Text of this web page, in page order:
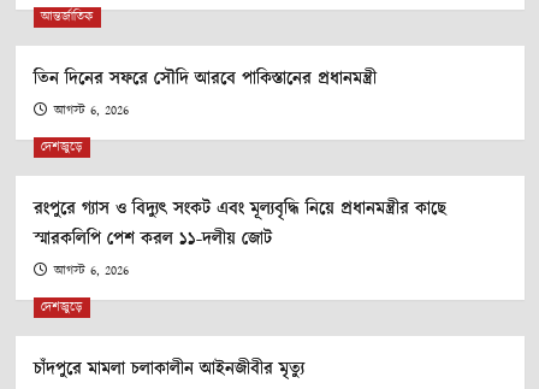
আন্তর্জাতিক
তিন দিনের সফরে সৌদি আরবে পাকিস্তানের প্রধানমন্ত্রী
আগস্ট 6, 2026
দেশজুড়ে
রংপুরে গ্যাস ও বিদ্যুৎ সংকট এবং মূল্যবৃদ্ধি নিয়ে প্রধানমন্ত্রীর কাছে
স্মারকলিপি পেশ করল ১১-দলীয় জোট
আগস্ট 6, 2026
দেশজুড়ে
চাঁদপুরে মামলা চলাকালীন আইনজীবীর মৃত্যু